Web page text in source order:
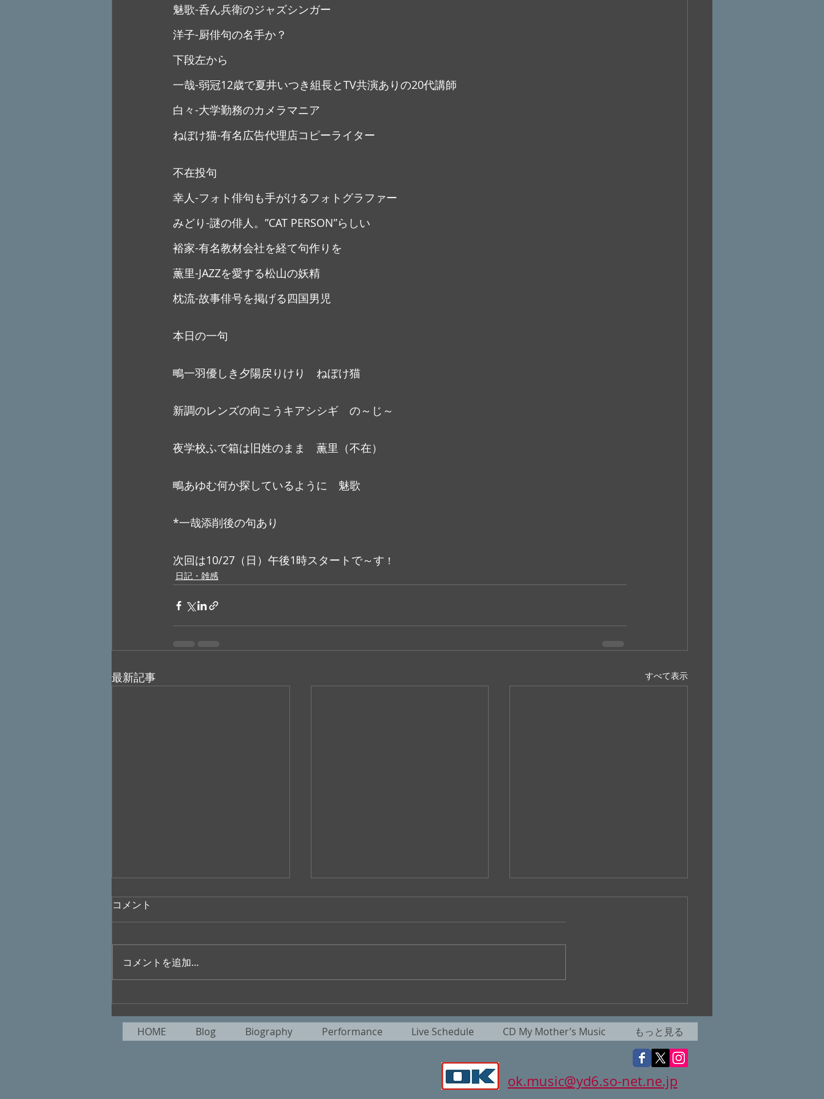
魅歌-呑ん兵衛のジャズシンガー
洋子-厨俳句の名手か？
下段左から
一哉-弱冠12歳で夏井いつき組長とTV共演ありの20代講師
白々-大学勤務のカメラマニア
ねぼけ猫-有名広告代理店コピーライター
不在投句
幸人-フォト俳句も手がけるフォトグラファー
みどり-謎の俳人。”CAT PERSON”らしい
裕家-有名教材会社を経て句作りを
薫里-JAZZを愛する松山の妖精
枕流-故事俳号を掲げる四国男児
本日の一句
鴫一羽優しき夕陽戻りけり　ねぼけ猫
新調のレンズの向こうキアシシギ　の～じ～
夜学校ふで箱は旧姓のまま　薫里（不在）
鴫あゆむ何か探しているように　魅歌
*一哉添削後の句あり
次回は10/27（日）午後1時スタートで～す ！
日記・雑感
最新記事 すべて表示
葉月来る / 魅歌
が好き/ 魅歌
句会』
コメント
コメントを追加…
HOME Blog Biography Performance Live Schedule CD My Mother’s Music もっと見る
ok.music@yd6.so-net.ne.jp